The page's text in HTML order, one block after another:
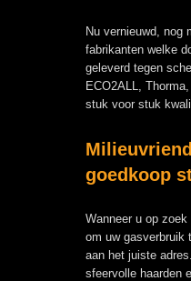
Nu vernieuwd, nog
fabrikanten welke
geleverd tegen
ECO2ALL,
stuk voor stuk
goedkoop
Wanneer u op
om uw gasverbruik
aan het juiste
sfeervolle haarden